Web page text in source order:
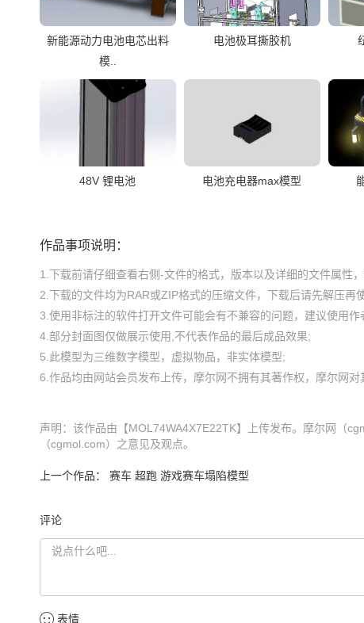
新能源动力电池电芯出料
模..
电池极耳撕胶机
48V 锂电池 电池充电器max模型
作品事项说明：
1.下载前请仔细查看右侧-文件的格式，版本以及详细的文件属性
2.下载的文件均为RAR或ZIP格式的压缩文件，下载后请先解压再
3.使用非标注的软件打开文件可能会有不兼容的问题，建议使用作
4.部分封面图仅做展示使用,不代表作品的最后成品效果;
5.此模型为三维数字模型，虚拟物品，非实体模型;
声明：该作品由【MOL74WA4X7E22TK】上传发布。摩尔网（
（cgmol.com）之意见及观点。
上一个作品： 赛车 超跑 游戏赛车塌陷模型
评论
表情